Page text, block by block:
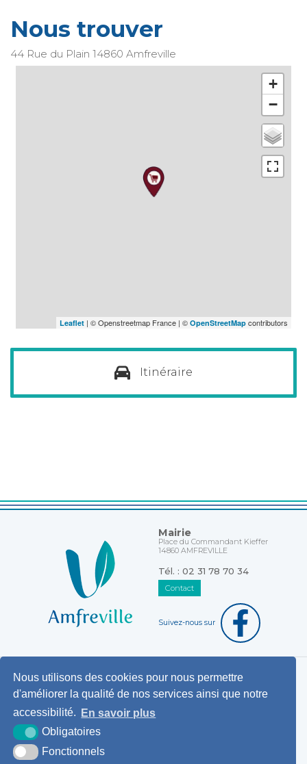
Nous utilisons des cookies pour nous permettre
d'améliorer la qualité de nos services ainsi que notre
accessibilité.
En savoir plus
Obligatoires
Fonctionnels
Nous trouver
44 Rue du Plain 14860 Amfreville
+
−
Leaflet | © Openstreetmap France | © OpenStreetMap contributors
Itinéraire
Mairie
Place du Commandant Kieffer
14860 AMFREVILLE
Tél. : 02 31 78 70 34
Contact
Suivez-nous sur
Horaires d'ouverture au public
Pemanences des élus
Démarches administratives
Agence postale communale